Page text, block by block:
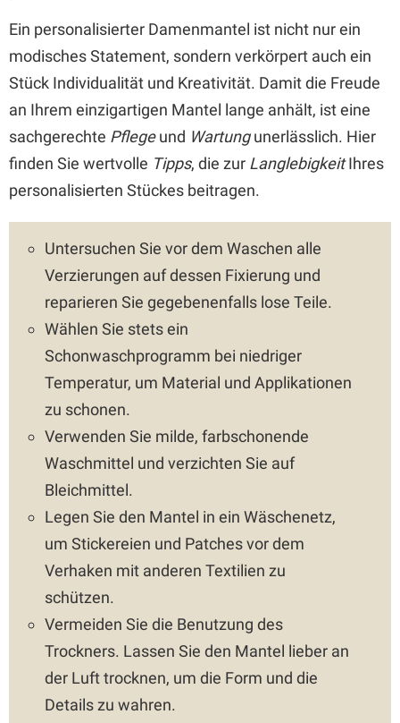
Ein personalisierter Damenmantel ist nicht nur ein
modisches Statement, sondern verkörpert auch ein
Stück Individualität und Kreativität. Damit die Freude
an Ihrem einzigartigen Mantel lange anhält, ist eine
sachgerechte Pflegeund Wartungunerlässlich. Hier
finden Sie wertvolle Tipps, die zur LanglebigkeitIhres
personalisierten Stückes beitragen.
Untersuchen Sie vor dem Waschen alle
Verzierungen auf dessen Fixierung und
reparieren Sie gegebenenfalls lose Teile.
Wählen Sie stets ein
Schonwaschprogramm bei niedriger
Temperatur, um Material und Applikationen
zu schonen.
Verwenden Sie milde, farbschonende
Waschmittel und verzichten Sie auf
Bleichmittel.
Legen Sie den Mantel in ein Wäschenetz,
um Stickereien und Patches vor dem
Verhaken mit anderen Textilien zu
schützen.
Vermeiden Sie die Benutzung des
Trockners. Lassen Sie den Mantel lieber an
der Luft trocknen, um die Form und die
Details zu wahren.